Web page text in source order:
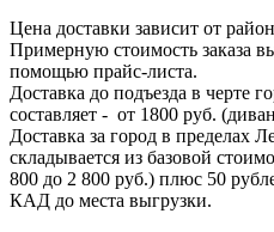
Цена доставки зависит от
Примерную стоимость заказа
помощью прайс-листа.
Доставка до подъезда в черте
составляет - от 1800 руб.
Доставка за город в пределах
складывается из базовой
800 до 2 800 руб.) плюс 50
КАД до места выгрузки.